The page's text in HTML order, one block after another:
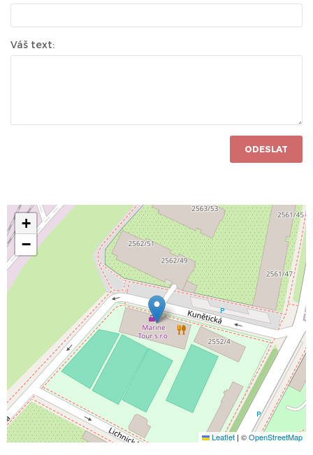
Váš text:
ODESLAT
+
−
Leaflet | ©OpenStreetMap